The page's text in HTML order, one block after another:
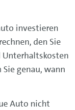
investieren
den Sie
genau, wann
Auto nicht